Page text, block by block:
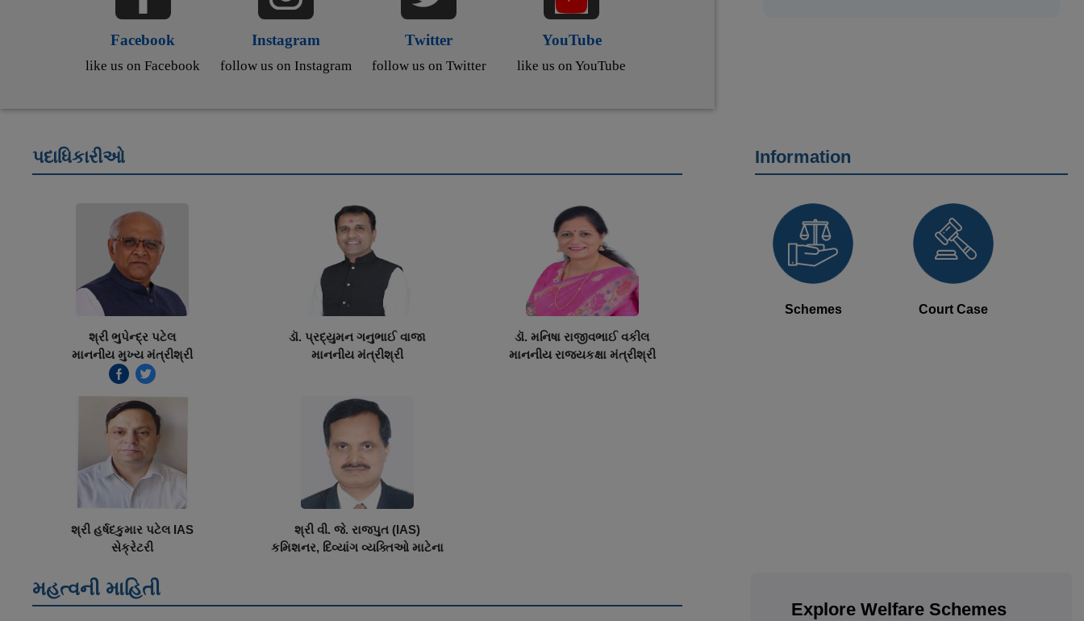
Facebook
like us on Facebook
Instagram
follow us on Instagram
Twitter
follow us on Twitter
YouTube
like us on YouTube
પદાધિકારીઓ
શ્રી ભુપેન્દ્ર પટેલ
માનનીય મુખ્ય મંત્રીશ્રી
ડૉ. પ્રદ્યુમન ગનુભાઈ વાજા
માનનીય મંત્રીશ્રી
ડૉ. મનિષા રાજીવભાઈ વકીલ
માનનીય રાજ્યકક્ષા મંત્રીશ્રી
શ્રી હર્ષદકુમાર પટેલ IAS
સેક્રેટરી
શ્રી વી. જે. રાજપુત (IAS)
કમિશનર, દિવ્યાંગ વ્યક્તિઓ માટેના
Information
Schemes Court Case
મહત્વની માહિતી
Explore Welfare Schemes